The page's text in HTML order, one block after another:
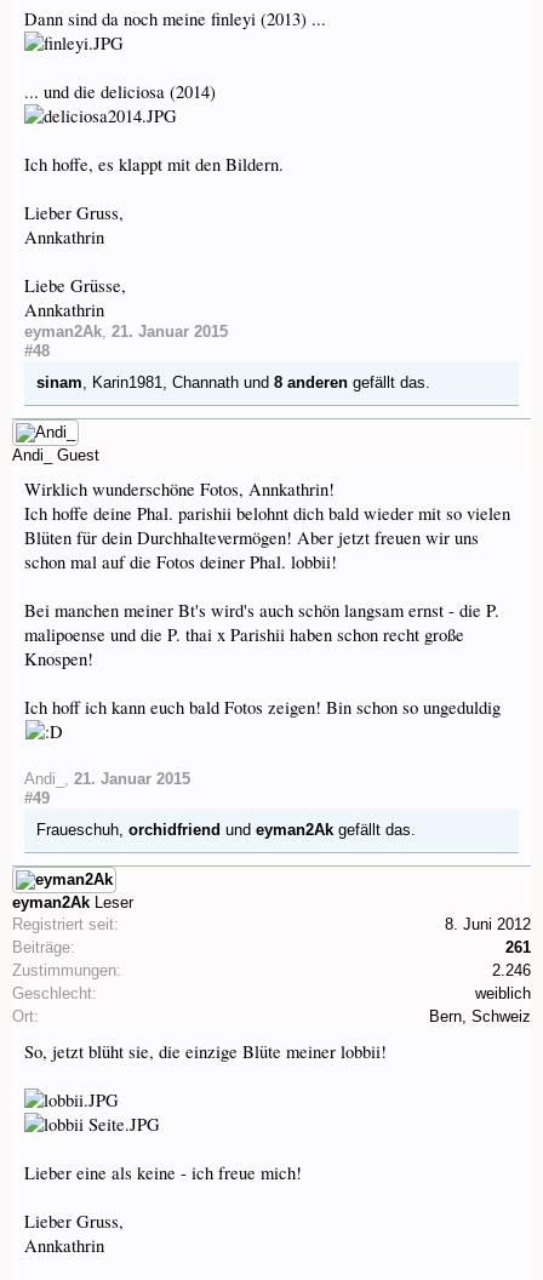
Dann sind da noch meine finleyi (2013) ...
... und die deliciosa (2014)
Ich hoffe, es klappt mit den Bildern.
Lieber Gruss,
Annkathrin
Liebe Grüsse,
Annkathrin
eyman2Ak 21. Januar 2015
#48
sinam
Karin1981 Channath und 8 anderen gefällt das.
Andi_ Guest
Wirklich wunderschöne Fotos, Annkathrin!
Ich hoffe deine Phal. parishii belohnt dich bald wieder mit so vielen
Blüten für dein Durchhaltevermögen! Aber jetzt freuen wir uns
schon mal auf die Fotos deiner Phal. lobbii!
Bei manchen meiner Bt's wird's auch schön langsam ernst - die P.
malipoense und die P. thai x Parishii haben schon recht große
Knospen!
Ich hoff ich kann euch bald Fotos zeigen! Bin schon so ungeduldig
Andi_
21. Januar 2015
#49
Fraueschuh orchidfriend und eyman2Ak gefällt das.
eyman2Ak
Leser
Registriert seit:
8. Juni 2012
Beiträge:
261
Zustimmungen:
2.246
Geschlecht:
weiblich
Ort:
Bern, Schweiz
So, jetzt blüht sie, die einzige Blüte meiner lobbii!
Lieber eine als keine - ich freue mich!
Lieber Gruss,
Annkathrin